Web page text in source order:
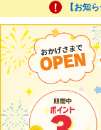
【お知